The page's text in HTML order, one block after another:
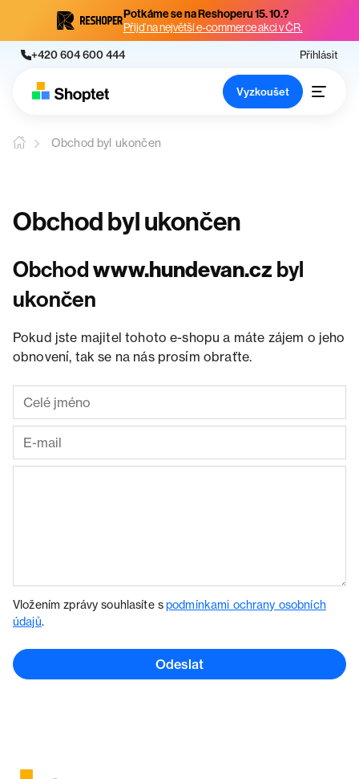
Potkáme se na Reshoperu 15. 10.?
Přijď na největší e-commerce akci v ČR.
+420 604 600 444 Přihlásit
Vyzkoušet
Obchod byl ukončen
Obchod byl ukončen
Obchodwww.hundevan.cz byl
ukončen
Pokud jste majitel tohoto e-shopu a máte zájem o jeho
obnovení, tak se na nás prosím obraťte.
Vložením zprávy souhlasíte spodmínkami ochrany osobních
údajů.
Odeslat